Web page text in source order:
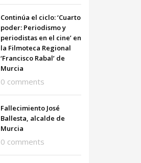
Continúa el ciclo: ‘Cuarto
poder: Periodismo y
periodistas en el cine’ en
la Filmoteca Regional
‘Francisco Rabal’ de
Murcia
0 comments
Fallecimiento José
Ballesta, alcalde de
Murcia
0 comments